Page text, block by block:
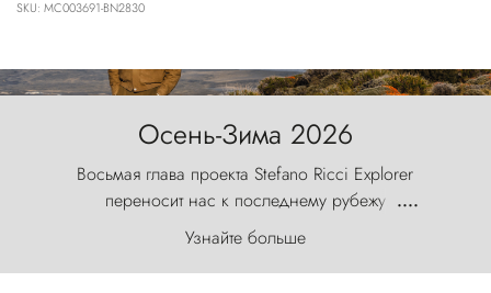
SKU: MC003691-BN2830
Осень-Зима 2026
Восьмая глава проекта Stefano Ricci Explorer
переносит нас к последнему рубежу
первозданного мира, где ветер с
первобытной яростью ваяет ландшафт, а пики
Торрес-дель-Пайне, словно каменные стражи,
....
Узнайте больше